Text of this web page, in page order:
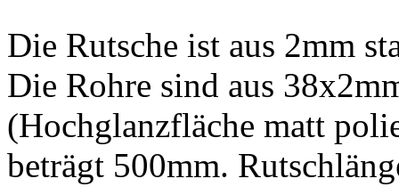
Die Rutsche ist aus 2mm
Die Rohre sind aus
(Hochglanzfläche matt
beträgt 500mm.